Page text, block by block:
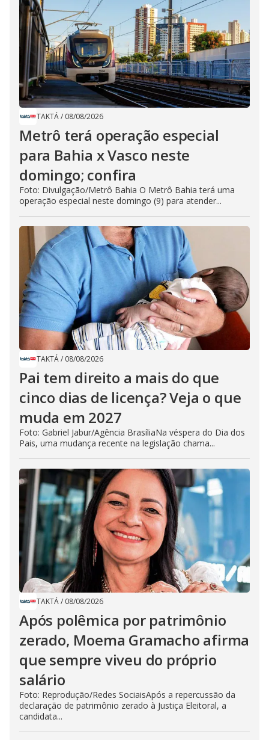
TAKTÁ/ 08/08/2026
Metrô terá operação especial
para Bahia x Vasco neste
domingo; confira
Foto: Divulgação/Metrô Bahia O Metrô Bahia terá uma
operação especial neste domingo (9) para atender...
TAKTÁ/ 08/08/2026
Pai tem direito a mais do que
cinco dias de licença? Veja o que
muda em 2027
Foto: Gabriel Jabur/Agência BrasíliaNa véspera do Dia dos
Pais, uma mudança recente na legislação chama...
TAKTÁ/ 08/08/2026
Após polêmica por patrimônio
zerado, Moema Gramacho afirma
que sempre viveu do próprio
salário
Foto: Reprodução/Redes SociaisApós a repercussão da
declaração de patrimônio zerado à Justiça Eleitoral, a
candidata...